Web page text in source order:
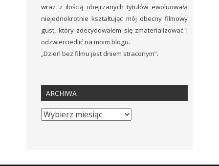
wraz z ilością obejrzanych tytułów ewoluowała
niejednokrotnie kształtując mój obecny filmowy
gust, który zdecydowałem się zmaterializować i
odzwierciedlić na moim blogu.
„Dzień bez filmu jest dniem straconym”.
ARCHIWA